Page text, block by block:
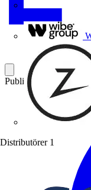
Distributörer 1
Publicerad: 19